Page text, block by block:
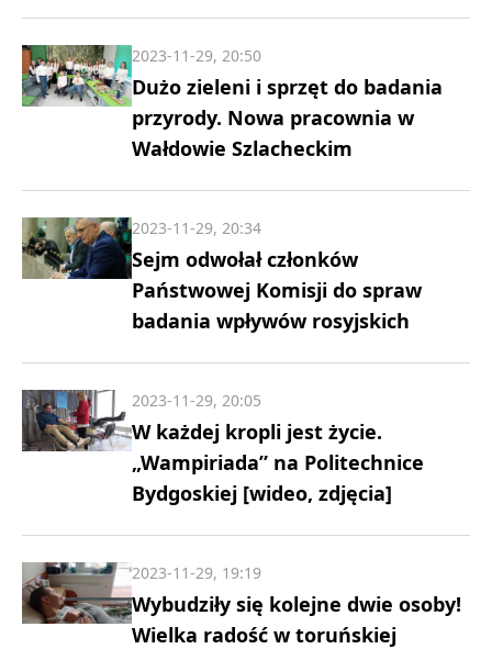
Dużo zieleni i sprzęt do badania
przyrody. Nowa pracownia w
Wałdowie Szlacheckim
2023-11-29, 20:50
Sejm odwołał członków
Państwowej Komisji do spraw
badania wpływów rosyjskich
2023-11-29, 20:34
W każdej kropli jest życie.
„Wampiriada” na Politechnice
Bydgoskiej [wideo, zdjęcia]
2023-11-29, 20:05
Wybudziły się kolejne dwie osoby!
Wielka radość w toruńskiej
2023-11-29, 19:19